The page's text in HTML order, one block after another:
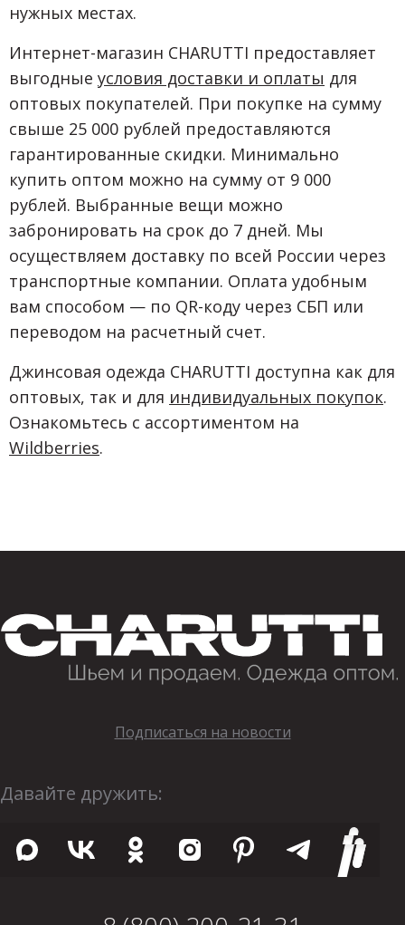
нужных местах.
Интернет-магазин CHARUTTI предоставляет
выгодные условия доставки и оплаты для
оптовых покупателей. При покупке на сумму
свыше 25 000 рублей предоставляются
гарантированные скидки. Минимально
купить оптом можно на сумму от 9 000
рублей. Выбранные вещи можно
забронировать на срок до 7 дней. Мы
осуществляем доставку по всей России через
транспортные компании. Оплата удобным
вам способом — по QR-коду через СБП или
переводом на расчетный счет.
Джинсовая одежда CHARUTTI доступна как для
оптовых, так и для индивидуальных покупок.
Ознакомьтесь с ассортиментом на
Wildberries.
Подписаться на новости
Давайте дружить: